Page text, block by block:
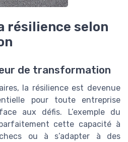
résilience selon
de transformation
la résilience est devenue
pour toute entreprise
aux défis. L’exemple du
cette capacité à
ou à s’adapter à des